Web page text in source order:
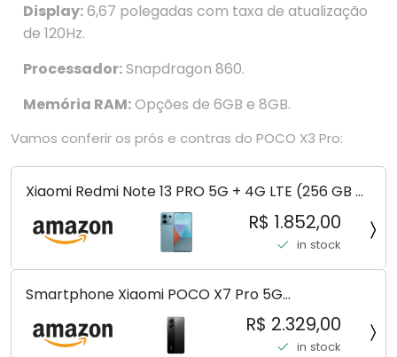
Display:6,67 polegadas com taxa de atualização
de 120Hz.
Processador:Snapdragon 860.
Memória RAM:Opções de 6GB e 8GB.
Vamos conferir os prós e contras do POCO X3 Pro:
Xiaomi Redmi Note 13 PRO 5G + 4G LTE (256 GB +
8 GB) 200 MP Triplo (Mobile Mint Tello e) +
(Pacote de carregador duplo de carro rápido)
(Ocean Teal (ROM))
R$ 1.852,00
in stock
Smartphone Xiaomi POCO X7 Pro 5G
8+256GB/12+256GB/12+512GB
R$ 2.329,00
in stock